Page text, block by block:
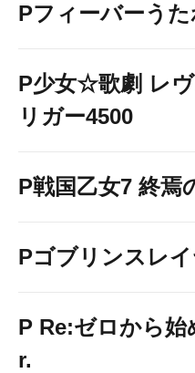
Pフィーバーう
P少女☆歌劇 レ
リガー4500
P戦国乙女7 終焉
Pゴブリンスレ
P Re:ゼロから始
r.